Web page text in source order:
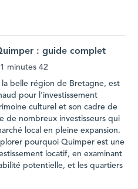
: guide complet
1 minutes 42
belle région de Bretagne, est
pour l'investissement
culturel et son cadre de
de nombreux investisseurs qui
local en pleine expansion.
pourquoi Quimper est une
locatif, en examinant
potentielle, et les quartiers